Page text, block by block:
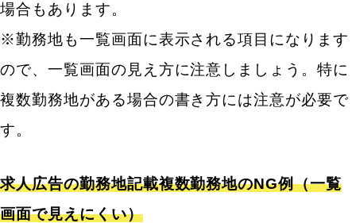
場合もあります。
※勤務地も一覧画面に表示される項目になります
ので、一覧画面の見え方に注意しましょう。特に
複数勤務地がある場合の書き方には注意が必要で
す。
求人広告の勤務地記載複数勤務地のNG例（一覧
画面で見えにくい）